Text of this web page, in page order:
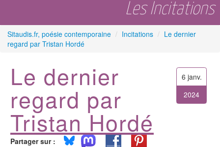
Auteurs & poètes
Célébrations
Plus
Les Incitations
Sitaudis.fr, poésie contemporaine / Incitations / Le dernier
regard par Tristan Hordé
6 janv.
2024
Le dernier
regard par
Tristan Hordé
Partager sur :